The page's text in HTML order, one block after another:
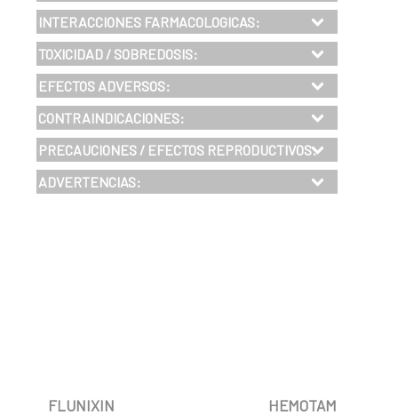
INTERACCIONES FARMACOLOGICAS:
TOXICIDAD / SOBREDOSIS:
EFECTOS ADVERSOS:
CONTRAINDICACIONES:
PRECAUCIONES / EFECTOS REPRODUCTIVOS:
ADVERTENCIAS:
FLUNIXIN
HEMOTAM